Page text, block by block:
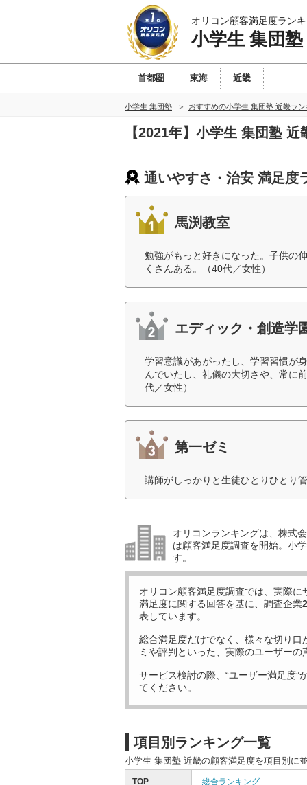
オリコン顧客満足度ラン
小学生 集団塾
首都圏 東海 近畿
小学生 集団塾 おすすめの小学生 集団塾 近畿ラ
【2021年】小学生 集団塾
通いやすさ・治安 満足度
馬渕教室
勉強がもっと好きになった。子供の
くさんある。（40代／女性）
エディック・創造学
学習意識があがったし、学習習慣が
んでいたし、礼儀の大切さや、常に
代／女性）
第一ゼミ
講師がしっかりと生徒ひとりひとり
オリコンランキングは、株式
は顧客満足度調査を開始。小
す。
オリコン顧客満足度調査では、実際に
満足度に関する回答を基に、調査企業
表しています。
総合満足度だけでなく、様々な切り口
ミや評判といった、実際のユーザーの
サービス検討の際、“ユーザー満足度”
てください。
項目別ランキング一覧
小学生 集団塾 近畿の顧客満足度を項目別に
TOP 総合ランキング